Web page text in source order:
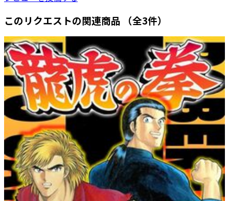
このリクエストの関連商品 （全3件）